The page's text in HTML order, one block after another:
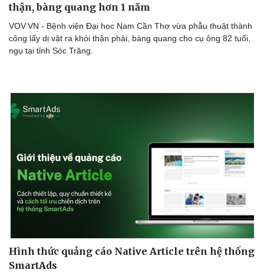
Doanh nghiệp
Doanh nhân
Vì cộng đồng
Trải nghiệm
thận, bàng quang hơn 1 năm
VOV.VN - Bệnh viện Đại học Nam Cần Thơ vừa phẫu thuật thành
công lấy dị vật ra khỏi thận phải, bàng quang cho cụ ông 82 tuổi,
ngụ tại tỉnh Sóc Trăng.
Hình thức quảng cáo Native Article trên hệ thống
SmartAds